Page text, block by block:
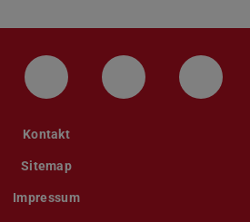
der TU Darmstadt
Kanal der TU
Bluesky-Kanal der TU
Facebook-
Kontakt
Sitemap
Impressum